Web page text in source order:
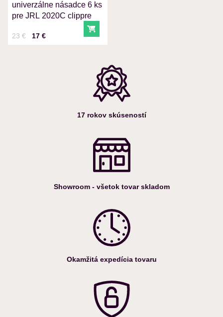
Odoslať
univerzálne násadce 6 ks
pre JRL 2020C clippre
Cena s DPH
17 €
Pred zľavou:
23 € Do košíka
17 rokov skúseností
Showroom - všetok tovar skladom
Okamžitá expedícia tovaru